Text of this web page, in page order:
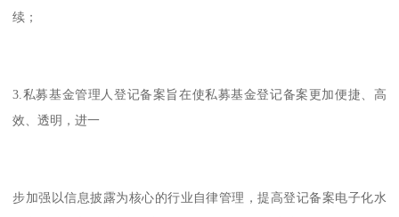
续；
3.私募基金管理人登记备案旨在使私募基金登记备案更加便捷、高
效、透明，进一
步加强以信息披露为核心的行业自律管理，提高登记备案电子化水